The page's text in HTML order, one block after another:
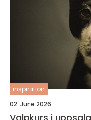
inspiration
02. June 2026
Valpkurs i uppsala grunden för en trygg och